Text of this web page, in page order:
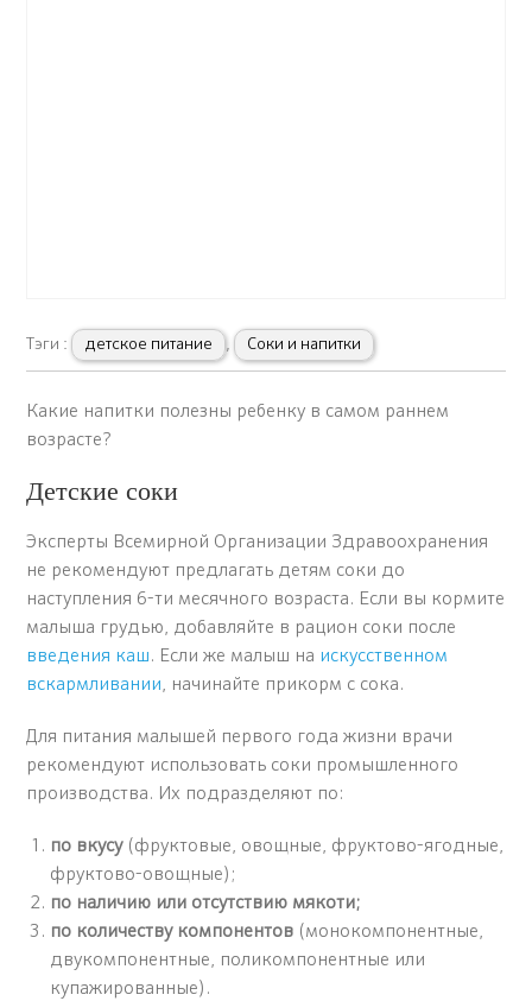
Тэги : детское питание , Соки и напитки
Какие напитки полезны ребенку в самом раннем
возрасте?
Детские соки
Эксперты Всемирной Организации Здравоохранения
не рекомендуют предлагать детям соки до
наступления 6-ти месячного возраста. Если вы кормите
малыша грудью, добавляйте в рацион соки после
введения каш. Если же малыш на искусственном
вскармливании, начинайте прикорм с сока.
Для питания малышей первого года жизни врачи
рекомендуют использовать соки промышленного
производства. Их подразделяют по:
по вкусу(фруктовые, овощные, фруктово-ягодные,
фруктово-овощные);
по наличию или отсутствию мякоти;
по количеству компонентов (монокомпонентные,
двукомпонентные, поликомпонентные или
купажированные).